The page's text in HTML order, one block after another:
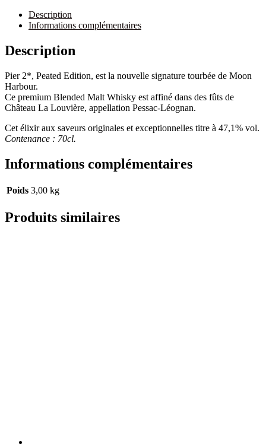
Description
Informations complémentaires
Description
Pier 2*, Peated Edition, est la nouvelle signature tourbée de Moon
Harbour.
Ce premium Blended Malt Whisky est affiné dans des fûts de
Château La Louvière, appellation Pessac-Léognan.
Cet élixir aux saveurs originales et exceptionnelles titre à 47,1% vol.
Contenance : 70cl.
Informations complémentaires
Poids 3,00 kg
Produits similaires